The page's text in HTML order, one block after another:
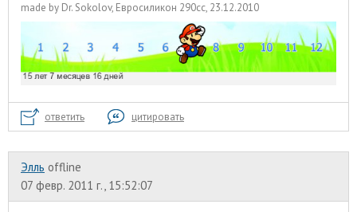
made by Dr. Sokolov, Евросиликон 290сс, 23.12.2010
ответить цитировать
Элль offline
07 февр. 2011 г., 15:52:07